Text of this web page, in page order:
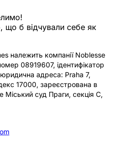
що б відчували себе як
належить компанії Noblesse
08919607, ідентифікатор
адреса: Praha 7,
17000, зареєстрована в
Міський суд Праги, секція C,